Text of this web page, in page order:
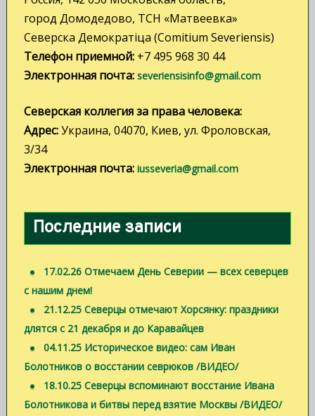
город Домодедово, ТСН «Матвеевка»
Северска Демократiца (Comitium Severiensis)
Телефон приемной:+7 495 968 30 44
Электронная почта: severiensisinfo@gmail.com
Северская коллегия за права человека:
Адрес:Украина, 04070, Киев, ул. Фроловская,
3/34
Электронная почта: iusseveria@gmail.com
Последние записи
17.02.26 Отмечаем День Северии — всех северцев
с нашим днем!
21.12.25 Северцы отмечают Хорсянку: праздники
длятся с 21 декабря и до Каравайцев
04.11.25 Историческое видео: сам Иван
Болотников о восстании севрюков /ВИДЕО/
18.10.25 Северцы вспоминают восстание Ивана
Болотникова и битвы перед взятие Москвы /ВИДЕО/